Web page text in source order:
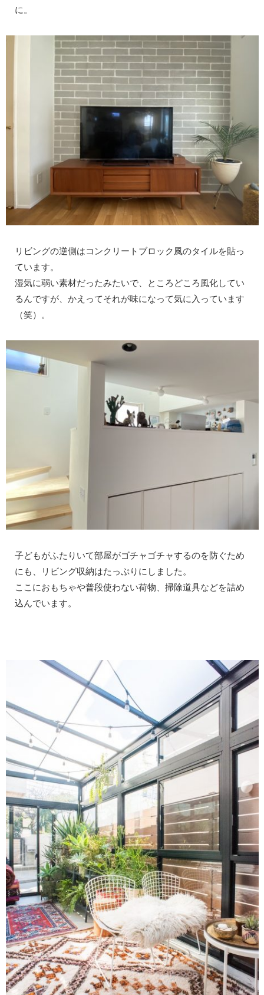
に。
リビングの逆側はコンクリートブロック風のタイルを貼っ
ています。
湿気に弱い素材だったみたいで、ところどころ風化してい
るんですが、かえってそれが味になって気に入っています
（笑）。
子どもがふたりいて部屋がゴチャゴチャするのを防ぐため
にも、リビング収納はたっぷりにしました。
ここにおもちゃや普段使わない荷物、掃除道具などを詰め
込んでいます。